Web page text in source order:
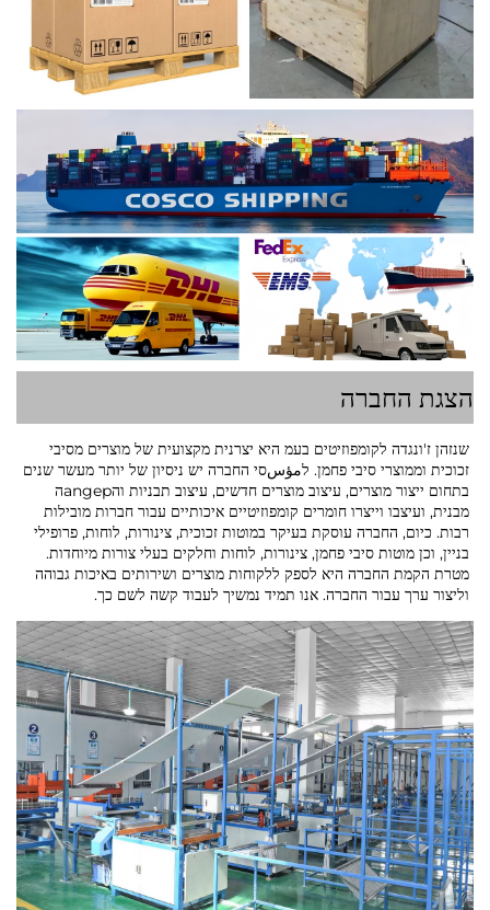
הצגת החברה
שנזהן ז'ונגדה לקומפוזיטים בעמ היא יצרנית מקצועית של מוצרים מסיבי
זכוכית וממוצרי סיבי פחמן. לمؤسסי החברה יש ניסיון של יותר מעשר שנים
בתחום ייצור מוצרים, עיצוב מוצרים חדשים, עיצוב תבניות והangepה
מבנית, ועיצבו וייצרו חומרים קומפוזיטיים איכותיים עבור חברות מובילות
רבות. כיום, החברה עוסקת בעיקר במוטות זכוכית, צינורות, לוחות, פרופילי
בניין, וכן מוטות סיבי פחמן, צינורות, לוחות וחלקים בעלי צורות מיוחדות.
מטרת הקמת החברה היא לספק ללקוחות מוצרים ושירותים באיכות גבוהה
וליצור ערך עבור החברה. אנו תמיד נמשיך לעבוד קשה לשם כך.